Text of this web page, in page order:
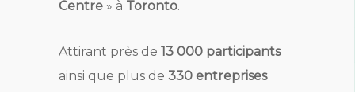
Centre » à Toronto.
Attirant près de 13 000 participants
ainsi que plus de 330 entreprises